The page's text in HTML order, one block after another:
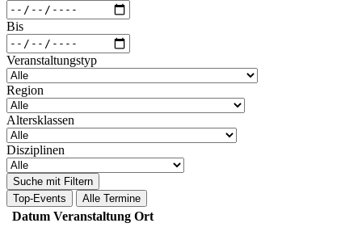
Bis
Veranstaltungstyp
Region
Altersklassen
Disziplinen
Suche mit Filtern
Top-Events
Alle Termine
Datum Veranstaltung Ort